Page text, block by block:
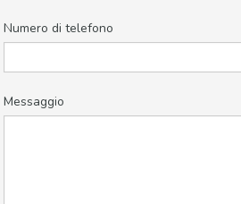
Numero di telefono
Messaggio